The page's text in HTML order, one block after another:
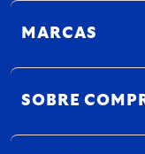
MARCAS
SOBRE